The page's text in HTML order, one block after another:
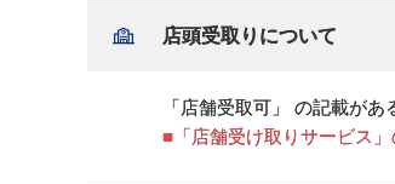
店頭受取りについて
「店舗受取可」 の記載があ
■「店舗受け取りサービス」